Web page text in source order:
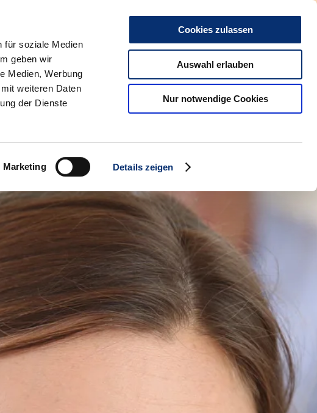
für soziale Medien
geben wir
Medien, Werbung
weiteren Daten
der Dienste
Marketing Details zeigen
Cookies zulassen
Auswahl erlauben
Nur notwendige Cookies
HBZ-online Social Media
uns Gästehaus